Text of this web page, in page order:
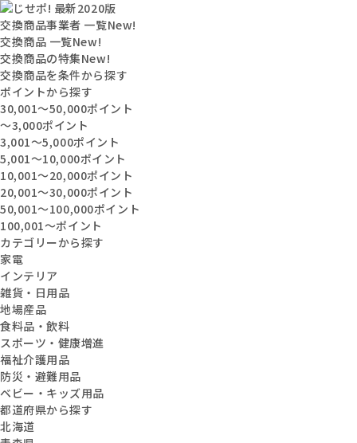
交換商品事業者 一覧New!
交換商品 一覧New!
交換商品の特集New!
交換商品を条件から探す
ポイントから探す
30,001〜50,000ポイント
〜3,000ポイント
3,001〜5,000ポイント
5,001〜10,000ポイント
10,001〜20,000ポイント
20,001〜30,000ポイント
50,001〜100,000ポイント
100,001〜ポイント
カテゴリーから探す
家電
インテリア
雑貨・日用品
地場産品
食料品・飲料
スポーツ・健康増進
福祉介護用品
防災・避難用品
ベビー・キッズ用品
都道府県から探す
北海道